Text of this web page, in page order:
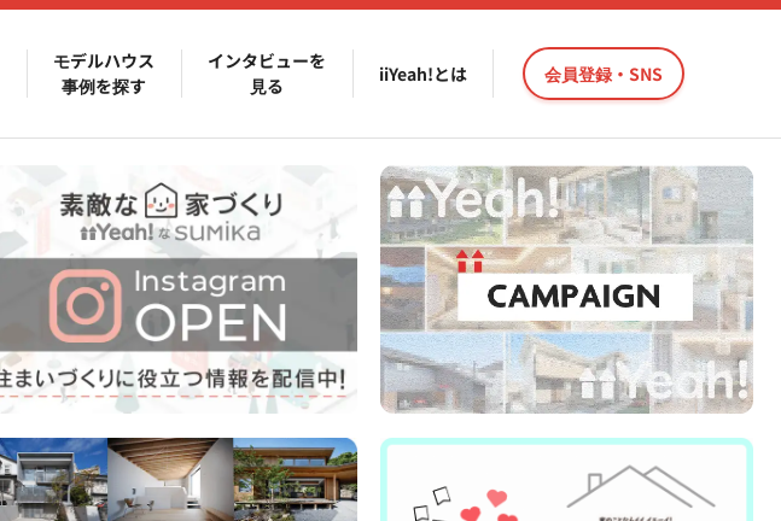
モデルハウス
事例を探す
インタビューを
見る
iiYeah!とは 会員登録・SNS